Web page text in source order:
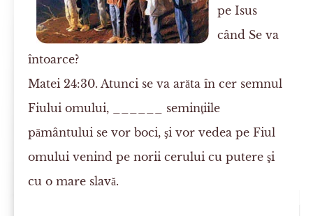
pe Isus
când Se va
întoarce?
Matei 24:30. Atunci se va arăta în cer semnul
Fiului omului, ______ seminţiile
pământului se vor boci, şi vorvedea pe Fiul
omului venind pe norii cerului cu putere şi
cu o mare slavă.